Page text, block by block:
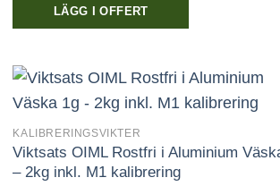
LÄGG I OFFERT
KALIBRERINGSVIKTER
Viktsats OIML Rostfri i Aluminium
– 2kg inkl. M1 kalibrering